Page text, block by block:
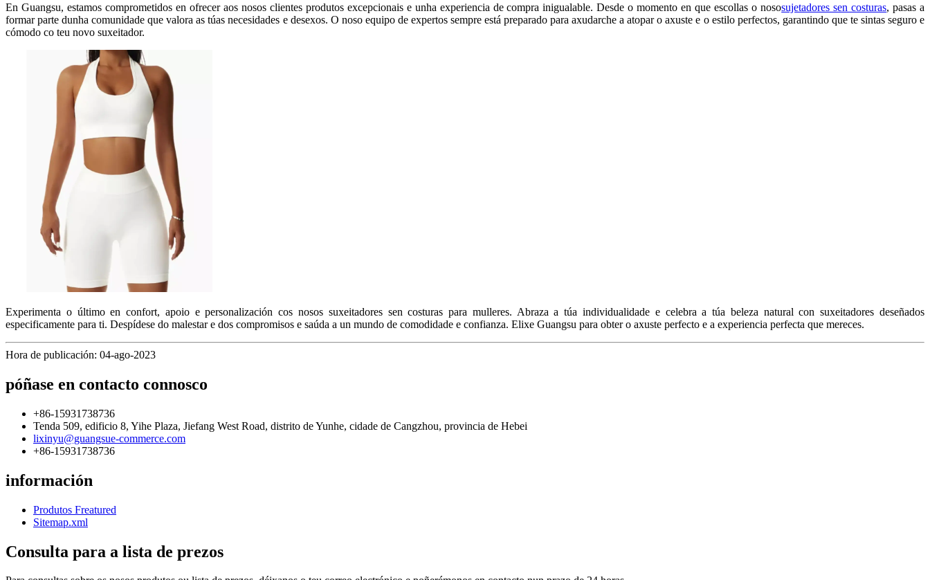
En Guangsu, estamos comprometidos en ofrecer aos nosos clientes produtos excepcionais e unha experiencia de compra inigualable. Desde o momento en que escollas o nososujetadores sen costuras, pasas a
formar parte dunha comunidade que valora as túas necesidades e desexos. O noso equipo de expertos sempre está preparado para axudarche a atopar o axuste e o estilo perfectos, garantindo que te sintas seguro e
cómodo co teu novo suxeitador.
Experimenta o último en confort, apoio e personalización cos nosos suxeitadores sen costuras para mulleres. Abraza a túa individualidade e celebra a túa beleza natural con suxeitadores deseñados
especificamente para ti. Despídese do malestar e dos compromisos e saúda a un mundo de comodidade e confianza. Elixe Guangsu para obter o axuste perfecto e a experiencia perfecta que mereces.
Hora de publicación: 04-ago-2023
póñase en contacto connosco
+86-15931738736
Tenda 509, edificio 8, Yihe Plaza, Jiefang West Road, distrito de Yunhe, cidade de Cangzhou, provincia de Hebei
lixinyu@guangsue-commerce.com
+86-15931738736
información
Produtos Freatured
Sitemap.xml
Consulta para a lista de prezos